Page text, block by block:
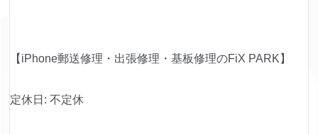
【iPhone郵送修理・出張修理・基板修理のFiX PARK】
定休日: 不定休